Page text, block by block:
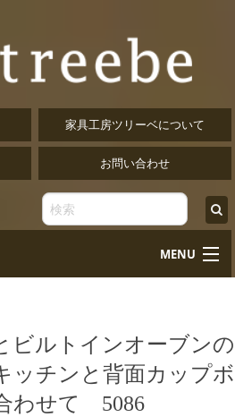
家具工房ツリーベについて
お問い合わせ
MENU
ーダーデスク
Desk
子・ソファ
ビルトインオーブンの
ッチンと背面カップボ
わせて 5086